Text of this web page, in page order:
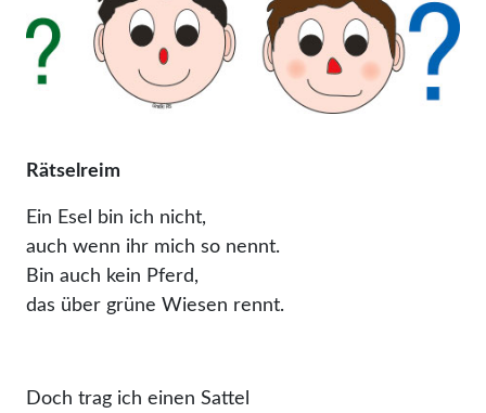
Rätselreim
Ein Esel bin ich nicht,
auch wenn ihr mich so nennt.
Bin auch kein Pferd,
das über grüne Wiesen rennt.
Doch trag ich einen Sattel